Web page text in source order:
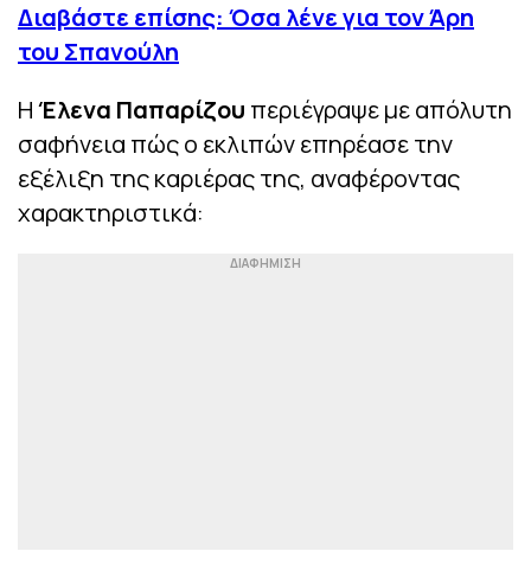
Διαβάστε επίσης: Όσα λένε για τον Άρη
του Σπανούλη
ΗΈλενα Παπαρίζου περιέγραψε με απόλυτη
σαφήνεια πώς ο εκλιπών επηρέασε την
εξέλιξη της καριέρας της, αναφέροντας
χαρακτηριστικά: